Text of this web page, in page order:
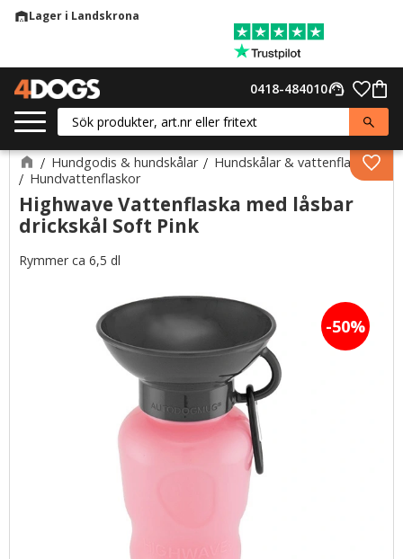
warehouseLager i Landskrona
support_agent
0418-484010
Hundgodis & hundskålar
Hundskålar & vattenflaskor
Hundvattenflaskor
Highwave Vattenflaska med låsbar
drickskål Soft Pink
Rymmer ca 6,5 dl
50%